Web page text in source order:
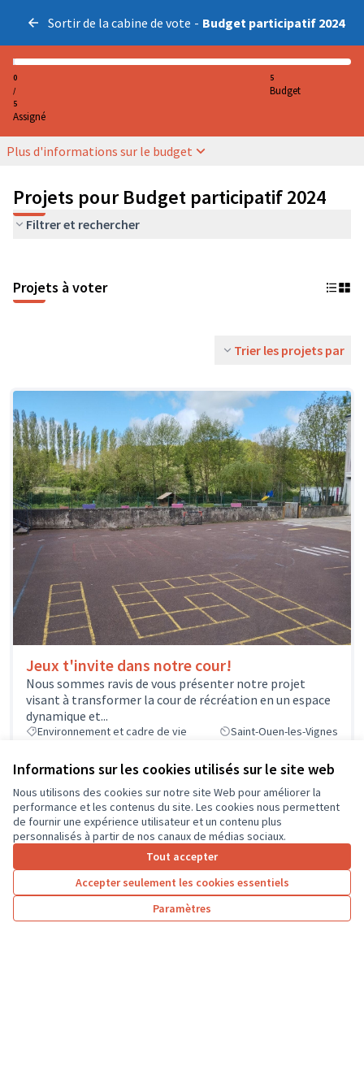
Informations sur les cookies utilisés sur le site web
Nous utilisons des cookies sur notre site Web pour améliorer la
performance et les contenus du site. Les cookies nous permettent
de fournir une expérience utilisateur et un contenu plus
personnalisés à partir de nos canaux de médias sociaux.
Tout accepter
Accepter seulement les cookies essentiels
Paramètres
Sortir de la cabine de vote - Budget participatif 2024
0
/
5
Assigné
5
Budget
Plus d'informations sur le budget
Projets pour Budget participatif 2024
Filtrer et rechercher
Projets à voter
Trier les projets par
Jeux t'invite dans notre cour!
Nous sommes ravis de vous présenter notre projet
visant à transformer la cour de récréation en un espace
dynamique et...
Environnement et cadre de vie Saint-Ouen-les-Vignes